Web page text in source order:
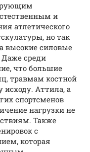
и
атлетического
но так
высокие силовые
среди
что большие
травмам костной
Аттила, а
спортсменов
нагрузки не
Также
с
которая